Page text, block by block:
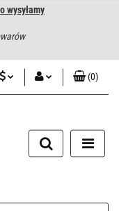
wysyłamy
Zarejestruj się
zgłoszenie
(0)